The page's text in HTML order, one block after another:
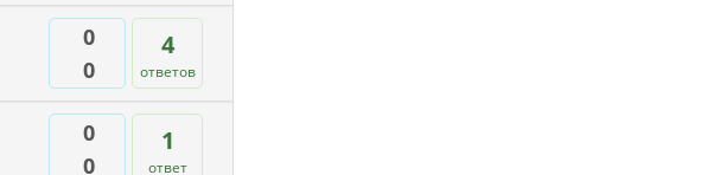
0
0
4
ответов
0
0
1
ответ